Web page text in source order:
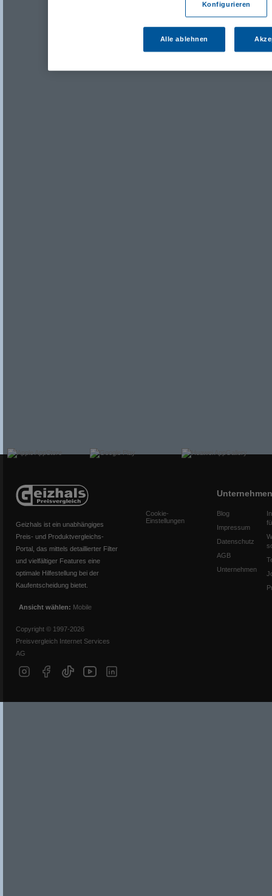
Geizhals ist ein unabhängiges
Preis- und Produktvergleichs-
Portal, das mittels detaillierter Filter
und vielfältiger Features eine
optimale Hilfestellung bei der
Kaufentscheidung bietet.
Ansicht wählen: Mobile
Copyright © 1997-2026
Preisvergleich Internet Services
AG
Cookie-
Einstellungen
Unternehmen
Blog
Impressum
Datenschutz
AGB
Unternehmen
Konfigurieren
Alle ablehnen